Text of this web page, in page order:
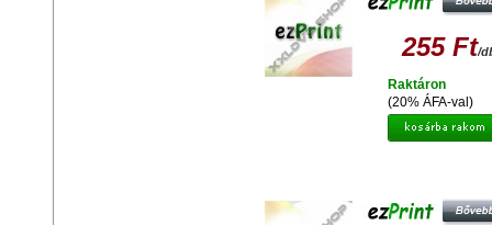
255 Ft/
(20% ÁFA-val)
Raktáron